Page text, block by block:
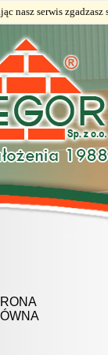
nasz serwis